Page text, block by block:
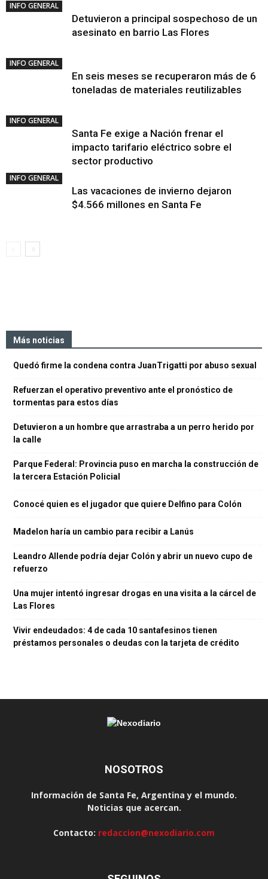
INFO GENERAL
Detuvieron a principal sospechoso de un
asesinato en barrio Las Flores
INFO GENERAL
En seis meses se recuperaron más de 6
toneladas de materiales reutilizables
INFO GENERAL
Santa Fe exige a Nación frenar el
impacto tarifario eléctrico sobre el
sector productivo
INFO GENERAL
Las vacaciones de invierno dejaron
$4.566 millones en Santa Fe
Más noticias
Quedó firme la condena contra JuanTrigatti por abuso sexual
Refuerzan el operativo preventivo ante el pronóstico de
tormentas para estos días
Detuvieron a un hombre que arrastraba a un perro herido por
la calle
Parque Federal: Provincia puso en marcha la construcción de
la tercera Estación Policial
Conocé quien es el jugador que quiere Delfino para Colón
Madelon haría un cambio para recibir a Lanús
Leandro Allende podría dejar Colón y abrir un nuevo cupo de
refuerzo
Una mujer intentó ingresar drogas en una visita a la cárcel de
Las Flores
Vivir endeudados: 4 de cada 10 santafesinos tienen
préstamos personales o deudas con la tarjeta de crédito
NOSOTROS
Información de Santa Fe, Argentina y el mundo.
Noticias que acercan.
Contacto: redaccion@nexodiario.com